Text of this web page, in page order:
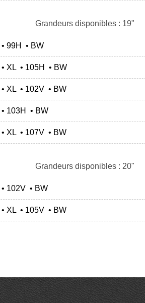
Grandeurs disponibles : 19"
99H • BW
XL • 105H • BW
XL • 102V • BW
103H • BW
XL • 107V • BW
Grandeurs disponibles : 20"
102V • BW
XL • 105V • BW